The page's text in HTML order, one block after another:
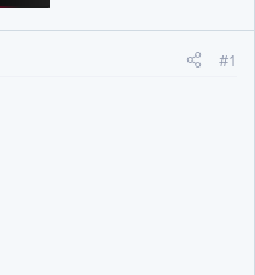
#1